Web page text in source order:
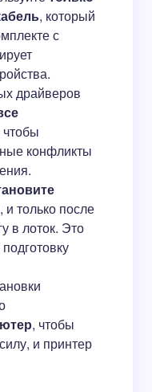
, который
с
драйверов
чтобы
конфликты
, и только после
в лоток. Это
, чтобы
и принтер